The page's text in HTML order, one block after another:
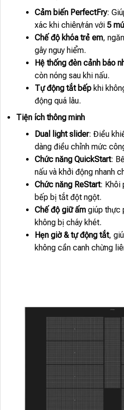
Cảm biến PerfectFry:
xác khi chiên/rán với 5
Chế độ khóa trẻ em,
gây nguy hiểm.
Hệ thống đèn cảnh báo
còn nóng sau khi nấu.
Tự động tắt bếpkhi
động quá lâu.
Tiện ích thông minh
Dual light slider: Điều
dàng điều chỉnh mức
Chức năng QuickStart:
nấu và khởi động nhanh
Chức năng ReStart: Khôi
bếp bị tắt đột ngột.
Chế độ giữ ấmgiúp thực
không bị cháy khét.
Hẹn giờ & tự động tắt,
không cần canh chừng